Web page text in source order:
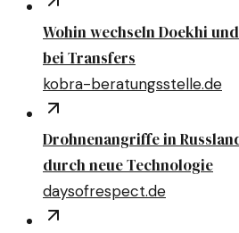
Wohin wechseln Doekhi
bei Transfers
kobra-beratungsstelle.de
Drohnenangriffe in
durch neue Technologie
daysofrespect.de